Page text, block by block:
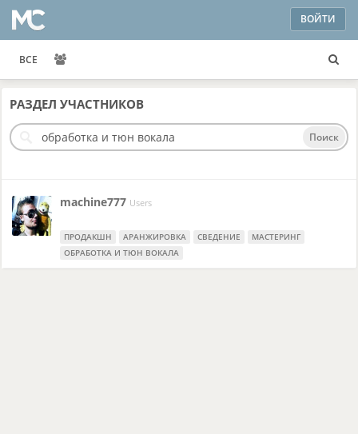
ВОЙТИ
ВСЕ
РАЗДЕЛ УЧАСТНИКОВ
Поиск
machine777 Users
ПРОДАКШН АРАНЖИРОВКА СВЕДЕНИЕ
МАСТЕРИНГ
ОБРАБОТКА И ТЮН ВОКАЛА